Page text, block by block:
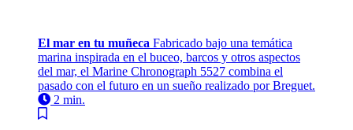
El mar en tu muñeca Fabricado bajo una temática
marina inspirada en el buceo, barcos y otros aspectos
del mar, el Marine Chronograph 5527 combina el
pasado con el futuro en un sueño realizado por Breguet.
2 min.